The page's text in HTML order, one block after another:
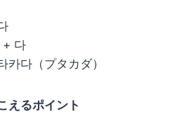
+ 다
카다（プタカダ）
えるポイント